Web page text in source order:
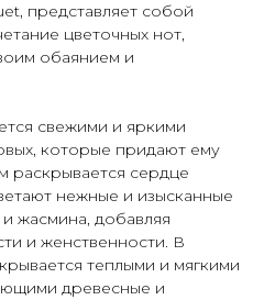
представляет собой
цветочных нот,
обаянием и
свежими и яркими
которые придают ему
раскрывается сердце
нежные и изысканные
жасмина, добавляя
и женственности. В
теплыми и мягкими
древесные и